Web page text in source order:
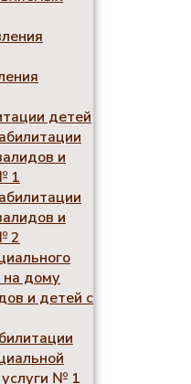
детей
и
1
и
2
на дому
и детей с
№ 1